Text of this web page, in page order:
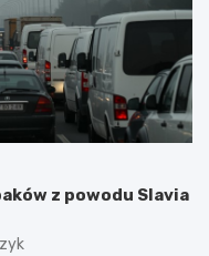
z powodu Slavia